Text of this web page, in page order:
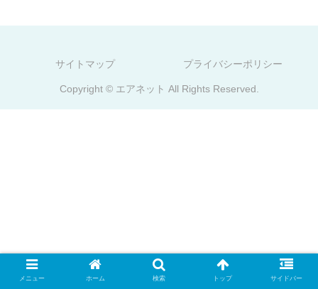
サイトマップ プライバシーポリシー
Copyright © エアネット All Rights Reserved.
メニュー ホーム 検索 トップ サイドバー